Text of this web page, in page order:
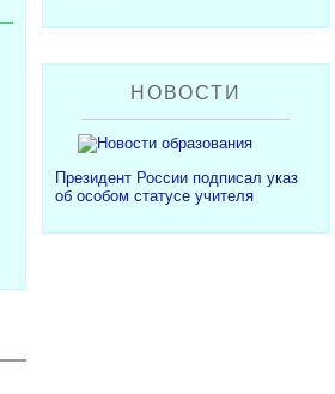
НОВОСТИ
Президент России подписал указ
об особом статусе учителя